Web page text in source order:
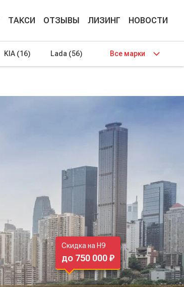
ТАКСИ ОТЗЫВЫ ЛИЗИНГ НОВОСТИ
KIA (16) Lada (56) Все марки
Скидка на H9
до 750 000 ₽